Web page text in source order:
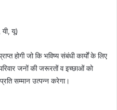
यी, यू)
होगी जो कि भविष्य संबंधी कार्यों के लिए
जनों की जरूरतों व इच्छाओं को
सम्मान उत्पन्न करेगा।